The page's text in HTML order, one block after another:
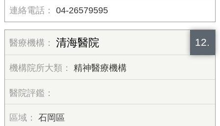
04-26579595
12.
清海醫院
精神醫療機構
石岡區